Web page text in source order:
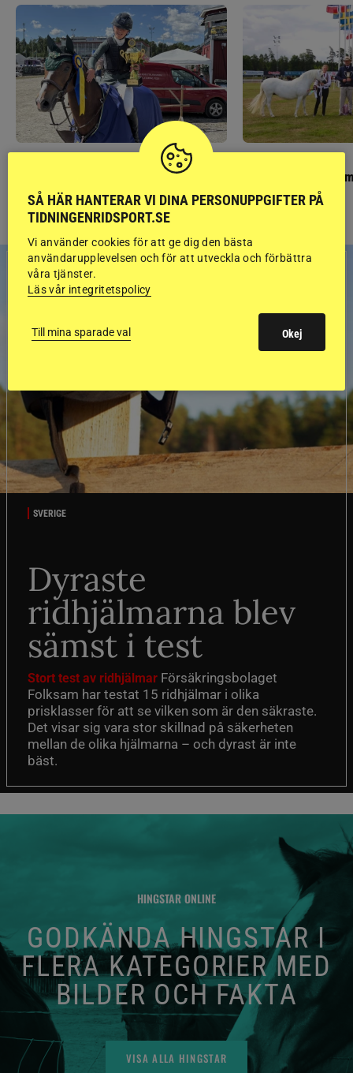
Ponnypappan: Kärlek från första gnägget Finaldag med
SVERIGE
Dyraste
ridhjälmarna blev
sämst i test
Stort test av ridhjälmar Försäkringsbolaget
Folksam har testat 15 ridhjälmar i olika
prisklasser för att se vilken som är den säkraste.
Det visar sig vara stor skillnad på säkerheten
mellan de olika hjälmarna – och dyrast är inte
bäst.
HINGSTAR ONLINE
GODKÄNDA HINGSTAR I
FLERA KATEGORIER MED
BILDER OCH FAKTA
VISA ALLA HINGSTAR
SÅ HÄR HANTERAR VI DINA PERSONUPPGIFTER PÅ
TIDNINGENRIDSPORT.SE
Vi använder cookies för att ge dig den bästa
användarupplevelsen och för att utveckla och förbättra
våra tjänster.
Läs vår integritetspolicy
Till mina sparade val Okej